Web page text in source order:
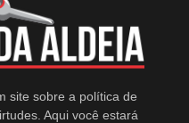
site sobre a política de
Aqui você estará